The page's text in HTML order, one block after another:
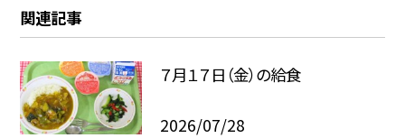
関連記事
７月１７日（金）の給食
2026/07/28